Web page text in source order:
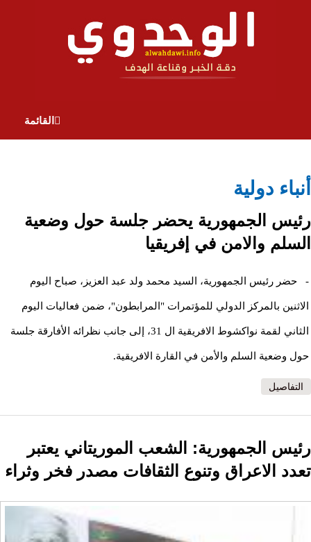
القائمة
أنباء دولية
رئيس الجمهورية يحضر جلسة حول وضعية
السلم والامن في إفريقيا
- حضر رئيس الجمهورية، السيد محمد ولد عبد العزيز، صباح اليوم
الاثنين بالمركز الدولي للمؤتمرات "المرابطون"، ضمن فعاليات اليوم
الثاني لقمة نواكشوط الافريقية ال 31، إلى جانب نظرائه الأفارقة جلسة
حول وضعية السلم والأمن في القارة الافريقية.
التفاصيل
رئيس الجمهورية: الشعب الموريتاني يعتبر
تعدد الاعراق وتنوع الثقافات مصدر فخر وثراء